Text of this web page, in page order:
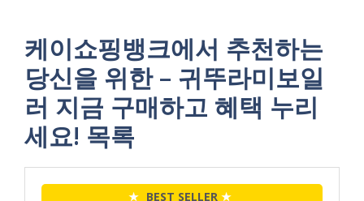
케이쇼핑뱅크에서 추천하는
당신을 위한 – 귀뚜라미보일
러 지금 구매하고 혜택 누리
세요! 목록
★ BEST SELLER ★